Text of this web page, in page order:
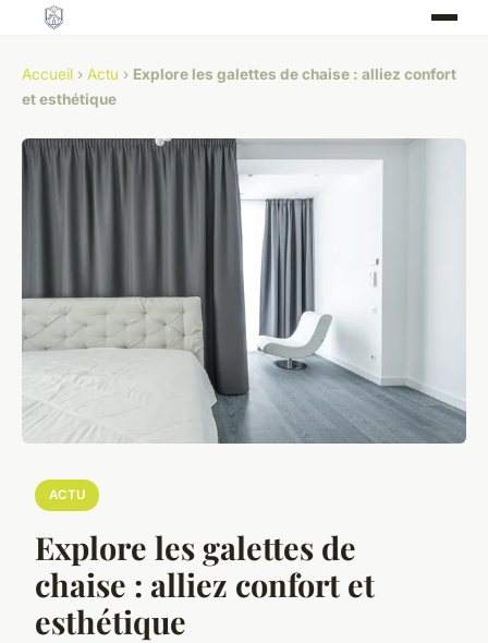
Accueil › Actu › Explore les galettes de chaise : alliez confort
et esthétique
ACTU
Explore les galettes de
chaise : alliez confort et
esthétique